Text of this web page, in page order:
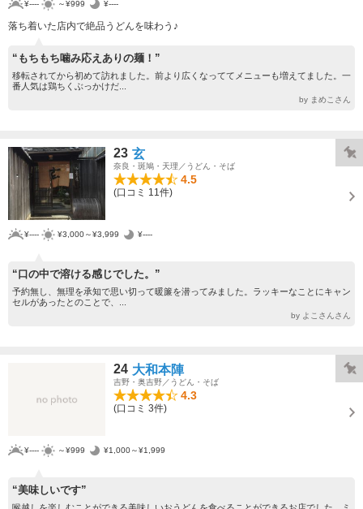
¥---- ～¥999 ¥----
落ち着いた店内で絶品うどんを味わう♪
“もちもち噛み応えありの麺！”
移転されてから初めて訪れました。前より広くなっててメニューも増えてました。一
番人気は鶏ちくぶっかけだ...
by まめこさん
23 玄
奈良・斑鳩・天理／うどん・そば
4.5
(口コミ 11件)
¥---- ¥3,000～¥3,999 ¥----
“口の中で溶ける感じでした。”
予約無し、無理を承知で思い切って暖簾を潜ってみました。ラッキーなことにキャン
セルがあったとのことで、...
by よこさんさん
24 大和本陣
吉野・奥吉野／うどん・そば
4.3
(口コミ 3件)
¥---- ～¥999 ¥1,000～¥1,999
“美味しいです”